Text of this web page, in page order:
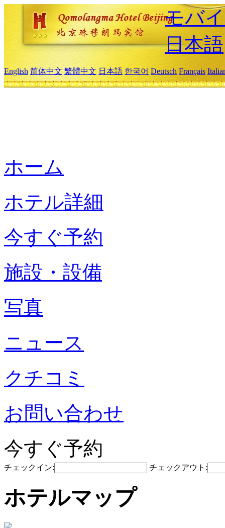
モバ
日本語
English 简体中文 繁體中文 日本語 한국어 Deutsch Français
ホーム
ホテル詳細
今すぐ予約
施設・設備
写真
ニュース
クチコミ
お問い合わせ
今すぐ予約
チェックイン: チェックアウト:
ホテルマップ